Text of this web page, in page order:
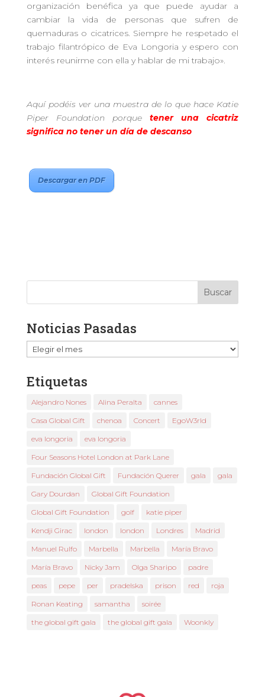
organización benéfica ya que puede ayudar a
cambiar la vida de personas que sufren de
quemaduras o cicatrices. Siempre he respetado el
trabajo filantrópico de Eva Longoria y espero con
interés reunirme con ella y hablar de mi trabajo».
Aquí podéis ver una muestra de lo que hace Katie
Piper Foundation porque
tener una cicatriz
significa no tener un día de descanso
Descargar en PDF
Noticias Pasadas
Noticias
Pasadas
Etiquetas
Alejandro Nones Alina Peralta cannes
Casa Global Gift chenoa Concert EgoW3rld
eva longoria eva longoria
Four Seasons Hotel London at Park Lane
Fundación Global Gift Fundación Querer gala gala
Gary Dourdan Global Gift Foundation
Global Gift Foundation golf katie piper
Kendji Girac london london Londres Madrid
Manuel Rulfo Marbella Marbella María Bravo
María Bravo Nicky Jam Olga Sharipo padre
peas pepe per pradelska prison red roja
Ronan Keating samantha soirée
the global gift gala the global gift gala Woonkly